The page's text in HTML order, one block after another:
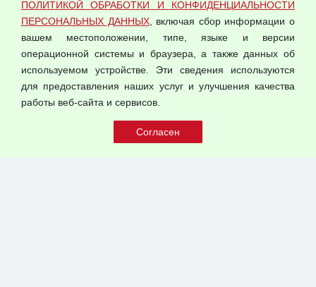
© 2026 ООО "Феникс"
Оферта оптовой купли-продажи
Публичная оферта
ПОЛИТИКОЙ ОБРАБОТКИ И КОНФИДЕНЦИАЛЬНОСТИ
ПЕРСОНАЛЬНЫХ ДАННЫХ, включая сбор информации о
вашем местоположении, типе, языке и версии
операционной системы и браузера, а также данных об
используемом устройстве. Эти сведения используются
для предоставления наших услуг и улучшения качества
работы веб-сайта и сервисов.